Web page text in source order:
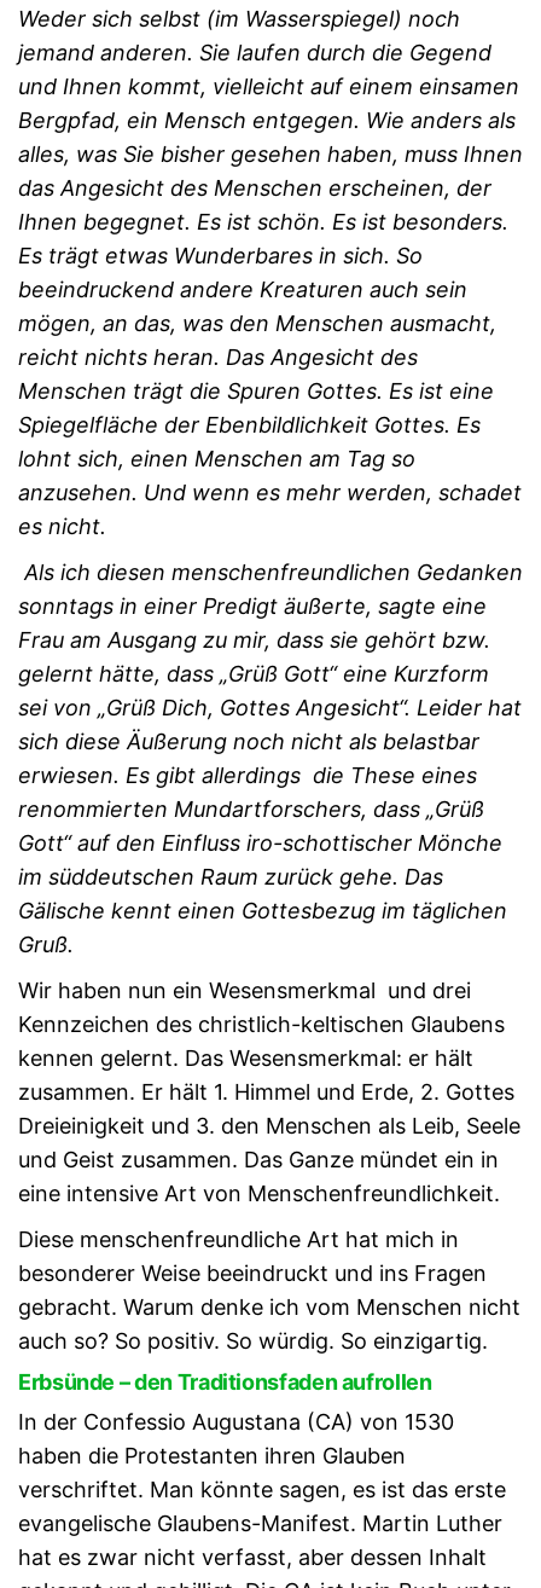
Weder sich selbst (im Wasserspiegel) noch
jemand anderen. Sie laufen durch die Gegend
und Ihnen kommt, vielleicht auf einem einsamen
Bergpfad, ein Mensch entgegen. Wie anders als
alles, was Sie bisher gesehen haben, muss Ihnen
das Angesicht des Menschen erscheinen, der
Ihnen begegnet. Es ist schön. Es ist besonders.
Es trägt etwas Wunderbares in sich. So
beeindruckend andere Kreaturen auch sein
mögen, an das, was den Menschen ausmacht,
reicht nichts heran. Das Angesicht des
Menschen trägt die Spuren Gottes. Es ist eine
Spiegelfläche der Ebenbildlichkeit Gottes. Es
lohnt sich, einen Menschen am Tag so
anzusehen. Und wenn es mehr werden, schadet
es nicht.
Als ich diesen menschenfreundlichen Gedanken
sonntags in einer Predigt äußerte, sagte eine
Frau am Ausgang zu mir, dass sie gehört bzw.
gelernt hätte, dass „Grüß Gott“ eine Kurzform
sei von „Grüß Dich, Gottes Angesicht“. Leider hat
sich diese Äußerung noch nicht als belastbar
erwiesen. Es gibt allerdings die These eines
renommierten Mundartforschers, dass „Grüß
Gott“ auf den Einfluss iro-schottischer Mönche
im süddeutschen Raum zurück gehe. Das
Gälische kennt einen Gottesbezug im täglichen
Gruß.
Wir haben nun ein Wesensmerkmal und drei
Kennzeichen des christlich-keltischen Glaubens
kennen gelernt. Das Wesensmerkmal: er hält
zusammen. Er hält 1. Himmel und Erde, 2. Gottes
Dreieinigkeit und 3. den Menschen als Leib, Seele
und Geist zusammen. Das Ganze mündet ein in
eine intensive Art von Menschenfreundlichkeit.
Diese menschenfreundliche Art hat mich in
besonderer Weise beeindruckt und ins Fragen
gebracht. Warum denke ich vom Menschen nicht
auch so? So positiv. So würdig. So einzigartig.
Erbsünde – den Traditionsfaden aufrollen
In der Confessio Augustana (CA) von 1530
haben die Protestanten ihren Glauben
verschriftet. Man könnte sagen, es ist das erste
evangelische Glaubens-Manifest. Martin Luther
hat es zwar nicht verfasst, aber dessen Inhalt